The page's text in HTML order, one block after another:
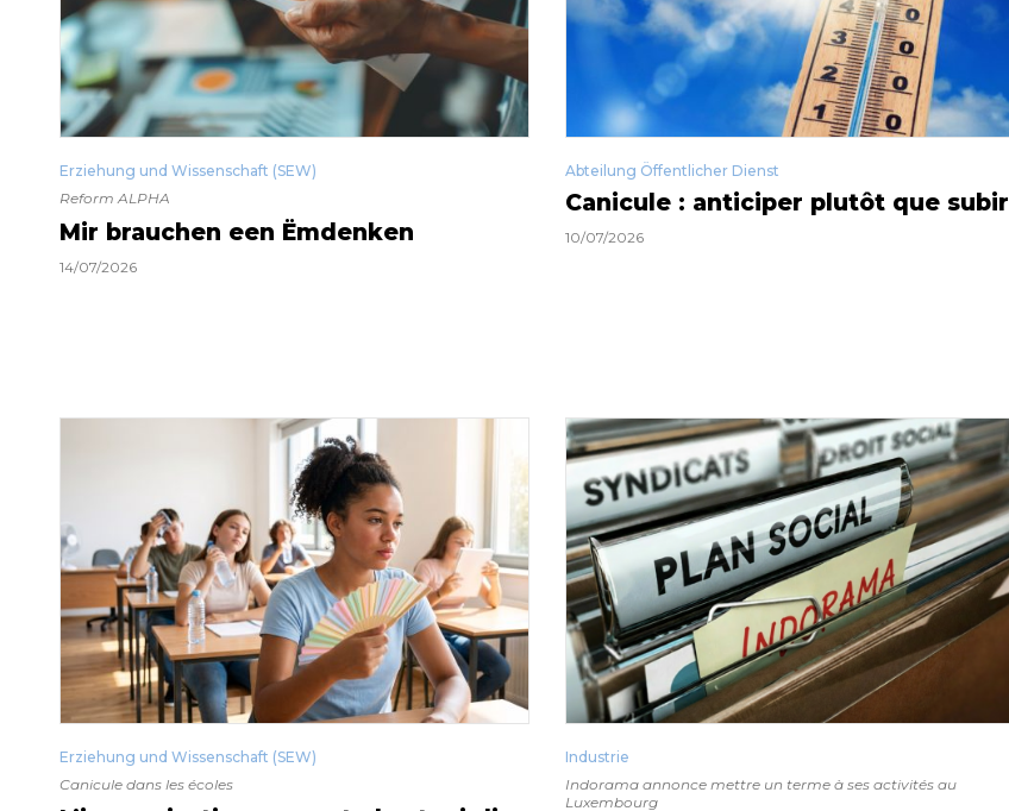
Erziehung und Wissenschaft (SEW)
Reform ALPHA
Mir brauchen een Ëmdenken
14/07/2026
Abteilung Öffentlicher Dienst
Canicule : anticiper plutôt que subir
10/07/2026
Erziehung und Wissenschaft (SEW)
Canicule dans les écoles
Industrie
Indorama annonce mettre un terme à ses activités au
Luxembourg